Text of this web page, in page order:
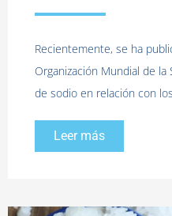
Recientemente, se ha
Organización Mundial de
de sodio en relación con los
Leer más